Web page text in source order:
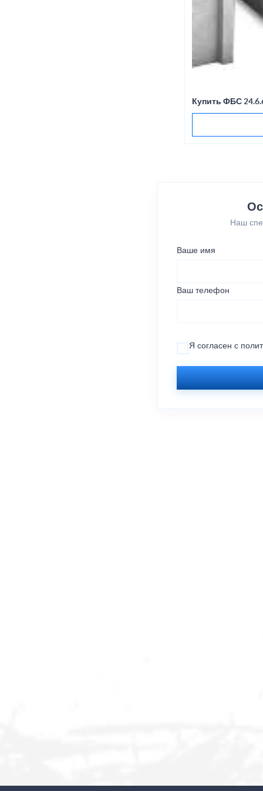
Купить ФБС
Наш
Ваше имя
Ваш телефон
Я согласен с